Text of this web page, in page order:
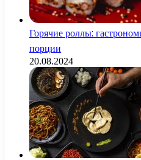
Горячие роллы:
порции
20.08.2024